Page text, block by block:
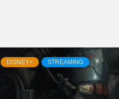
DISNEY+ STREAMING